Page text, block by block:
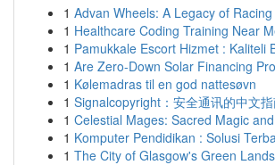
1 Advan Wheels: A Legacy of
1 Healthcare Coding Training Near
1 Pamukkale Escort Hizmet : Kaliteli
1 Are Zero-Down Solar Financing
1 Kølemadras til en god nattesøvn
1 Signalcopyright：安全通讯的中文
1 Celestial Mages: Sacred Magic
1 Komputer Pendidikan : Solusi
1 The City of Glasgow's Green